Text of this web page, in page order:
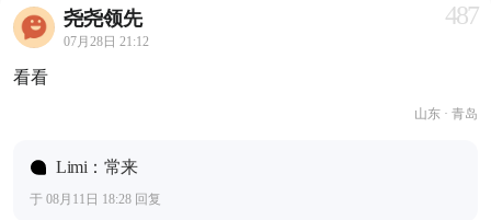
尧尧领先
07月28日 21:12
487
看看
山东 · 青岛
Limi：常来
于 08月11日 18:28 回复